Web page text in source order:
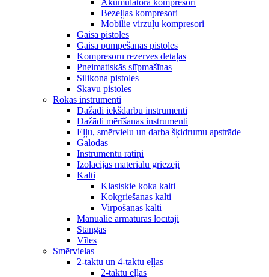
Akumulatora kompresori
Bezeļļas kompresori
Mobilie virzuļu kompresori
Gaisa pistoles
Gaisa pumpēšanas pistoles
Kompresoru rezerves detaļas
Pneimatiskās slīpmašīnas
Silikona pistoles
Skavu pistoles
Rokas instrumenti
Dažādi iekšdarbu instrumenti
Dažādi mērīšanas instrumenti
Eļļu, smērvielu un darba šķidrumu apstrāde
Galodas
Instrumentu ratiņi
Izolācijas materiālu griezēji
Kalti
Klasiskie koka kalti
Kokgriešanas kalti
Virpošanas kalti
Manuālie armatūras locītāji
Stangas
Vīles
Smērvielas
2-taktu un 4-taktu eļļas
2-taktu eļļas